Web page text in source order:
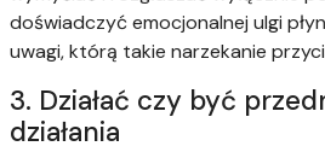
doświadczyć emocjonalnej ulgi
uwagi, którą takie narzekanie
3. Działać czy być
działania